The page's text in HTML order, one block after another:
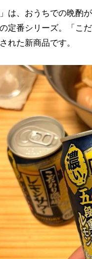
」は、おうちでの晩酌
定番シリーズ。「こ
れた新商品です。